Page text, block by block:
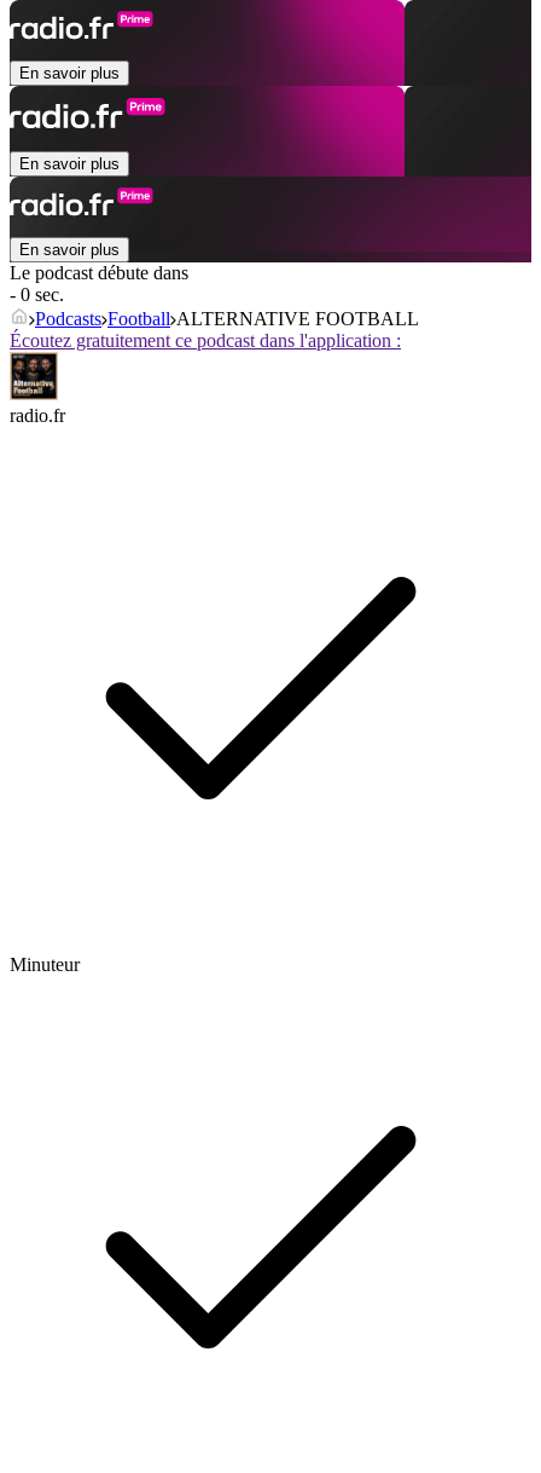
En savoir plus
En savoir plus
En savoir plus
Le podcast débute dans
- 0 sec.
Podcasts Football ALTERNATIVE FOOTBALL
Écoutez gratuitement ce podcast dans l'application :
radio.fr
Minuteur